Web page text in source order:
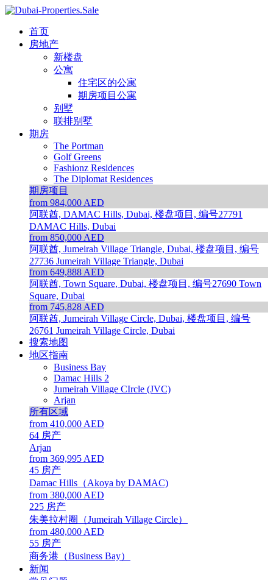
首页
房地产
新楼盘
公寓
住宅区的公寓
期房项目公寓
别墅
联排别墅
期房
The Portman
Golf Greens
Fashionz Residences
The Diplomat Residences
期房项目
from 984,000 AED
阿联酋, DAMAC Hills, Dubai, 楼盘项目, 编号27791
DAMAC Hills, Dubai
from 850,000 AED
阿联酋, Jumeirah Village Triangle, Dubai, 楼盘项目, 编号
27736 Jumeirah Village Triangle, Dubai
from 649,888 AED
阿联酋, Town Square, Dubai, 楼盘项目, 编号27690 Town
Square, Dubai
from 745,828 AED
阿联酋, Jumeirah Village Circle, Dubai, 楼盘项目, 编号
26761 Jumeirah Village Circle, Dubai
搜索地图
地区指南
Business Bay
Damac Hills 2
Jumeirah Village CIrcle (JVC)
Arjan
所有区域
from 410,000 AED
64 房产
Arjan
from 369,995 AED
45 房产
Damac Hills（Akoya by DAMAC)
from 380,000 AED
225 房产
朱美拉村圈（Jumeirah Village Circle）
from 480,000 AED
55 房产
商务港（Business Bay）
新闻